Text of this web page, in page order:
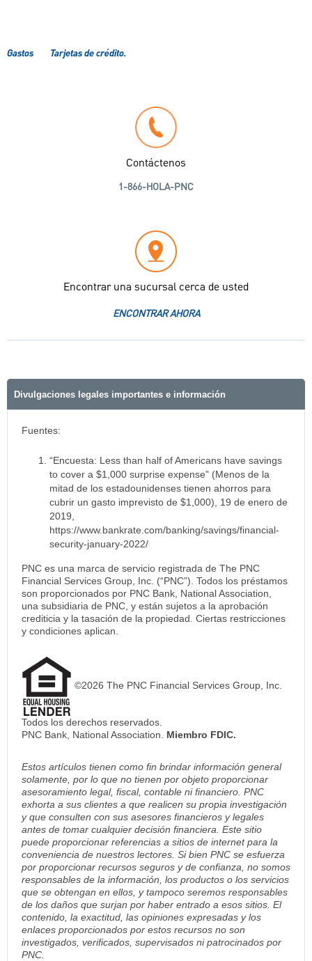
Gastos Tarjetas de crédito.
Contáctenos
1-866-HOLA-PNC
Encontrar una sucursal cerca de usted
ENCONTRAR AHORA
Divulgaciones legales importantes e información
Fuentes:
“Encuesta: Less than half of Americans have savings
to cover a $1,000 surprise expense” (Menos de la
mitad de los estadounidenses tienen ahorros para
cubrir un gasto imprevisto de $1,000), 19 de enero de
2019,
https://www.bankrate.com/banking/savings/financial-
security-january-2022/
PNC es una marca de servicio registrada de The PNC
Financial Services Group, Inc. (“PNC”). Todos los préstamos
son proporcionados por PNC Bank, National Association,
una subsidiaria de PNC, y están sujetos a la aprobación
crediticia y la tasación de la propiedad. Ciertas restricciones
y condiciones aplican.
©2026 The PNC Financial Services Group, Inc.
Todos los derechos reservados.
PNC Bank, National Association. Miembro FDIC.
Estos artículos tienen como fin brindar información general
solamente, por lo que no tienen por objeto proporcionar
asesoramiento legal, fiscal, contable ni financiero. PNC
exhorta a sus clientes a que realicen su propia investigación
y que consulten con sus asesores financieros y legales
antes de tomar cualquier decisión financiera. Este sitio
puede proporcionar referencias a sitios de internet para la
conveniencia de nuestros lectores. Si bien PNC se esfuerza
por proporcionar recursos seguros y de confianza, no somos
responsables de la información, los productos o los servicios
que se obtengan en ellos, y tampoco seremos responsables
de los daños que surjan por haber entrado a esos sitios. El
contenido, la exactitud, las opiniones expresadas y los
enlaces proporcionados por estos recursos no son
investigados, verificados, supervisados ni patrocinados por
PNC.